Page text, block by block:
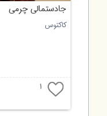
جادستمالی چرمی
کاکتوس
1